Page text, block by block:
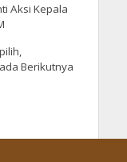
Aksi Kepala
Berikutnya